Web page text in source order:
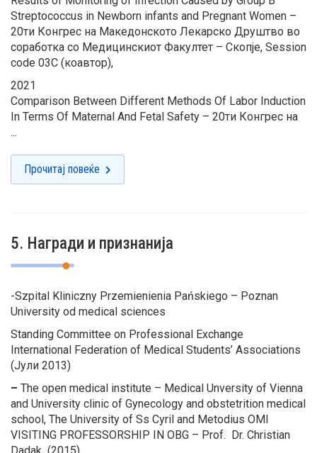
Streptococcus in Newborn infants and Pregnant Women –
20ти Конгрес на Македонското Лекарско Друштво во
соработка со Медицинскиот Факултет – Скопје, Session
code 03C (коавтор),
2021
Comparison Between Different Methods Of Labor Induction
In Terms Of Maternal And Fetal Safety – 20ти Конгрес на
...
Прочитај повеќе
5. Награди и признанија
-Szpital Kliniczny Przemienienia Pańskiego – Poznan
University od medical sciences
Standing Committee on Professional Exchange
International Federation of Medical Students’ Associations
(Јули 2013)
– The open medical institute – Medical Unversity of Vienna
and University clinic of Gynecology and obstetrition medical
school, The University of Ss Cyril and Metodius OMI
VISITING PROFESSORSHIP IN OBG – Prof. Dr. Christian